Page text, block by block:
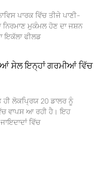
ਪਾਰਕ ਵਿੱਚ ਤੀਜੇ ਪਾਣੀ-
ਨਿਰਮਾਣ ਮੁਕੰਮਲ ਹੋਣ ਦਾ ਜਸ਼ਨ
ਇਕੱਲਾ ਫੀਲਡ
ਸੇਲ ਇਨ੍ਹਾਂ ਗਰਮੀਆਂ ਵਿੱਚ
ਹੀ ਲੋਕਪ੍ਰਿਯ 20 ਡਾਲਰ ਨੂੰ
ਵਾਪਸ ਆ ਰਹੀ ਹੈ। ਇਹ
ਵਿੱਚ